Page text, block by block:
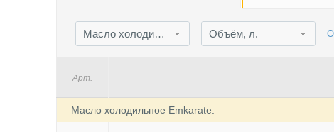
Масло холодильное Emkarate Объём, л.
Арт.
Масло холодильное Emkarate: